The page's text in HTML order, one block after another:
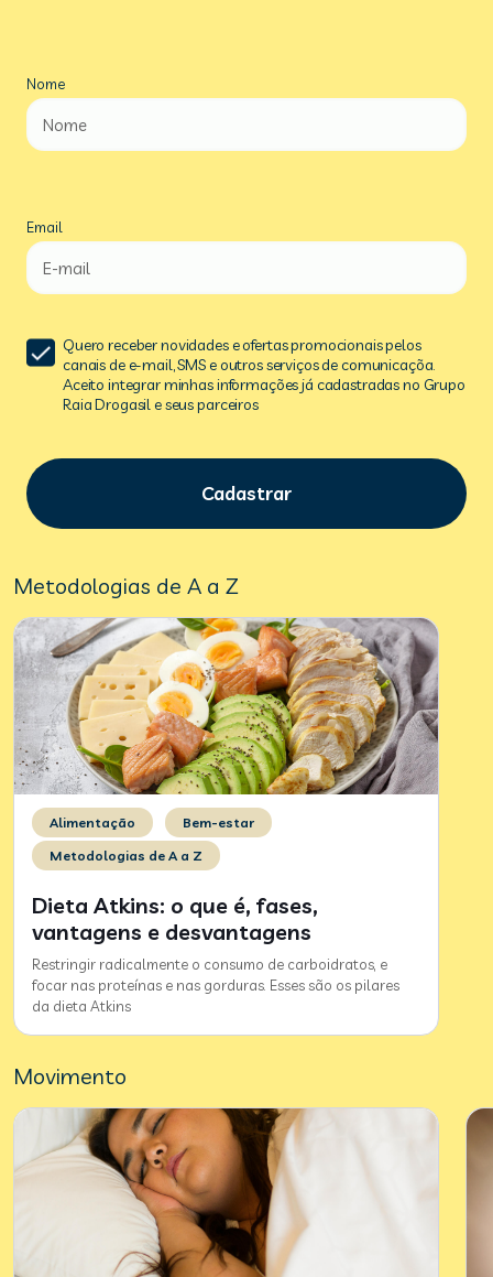
Nome
Email
Quero receber novidades e ofertas promocionais pelos
canais de e-mail, SMS e outros serviços de comunicaçõa.
Aceito integrar minhas informações já cadastradas no Grupo
Raia Drogasil e seus parceiros
Cadastrar
Metodologias de A a Z
Alimentação
Bem-estar
Metodologias de A a Z
Dieta Atkins: o que é, fases,
vantagens e desvantagens
Restringir radicalmente o consumo de carboidratos, e
focar nas proteínas e nas gorduras. Esses são os pilares
da dieta Atkins
Movimento